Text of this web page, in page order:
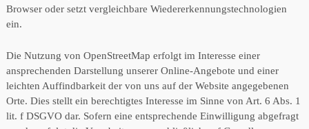
Browser oder setzt vergleichbare Wiedererkennungstechnologien
ein.
Die Nutzung von OpenStreetMap erfolgt im Interesse einer
ansprechenden Darstellung unserer Online-Angebote und einer
leichten Auffindbarkeit der von uns auf der Website angegebenen
Orte. Dies stellt ein berechtigtes Interesse im Sinne von Art. 6 Abs. 1
lit. f DSGVO dar. Sofern eine entsprechende Einwilligung abgefragt